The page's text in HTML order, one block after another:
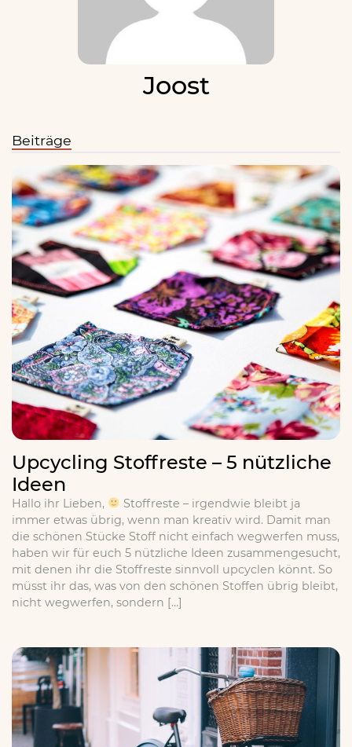
Joost
Beiträge
Upcycling Stoffreste – 5 nützliche
Ideen
Hallo ihr Lieben,
Stoffreste – irgendwie bleibt ja
immer etwas übrig, wenn man kreativ wird. Damit man
die schönen Stücke Stoff nicht einfach wegwerfen muss,
haben wir für euch 5 nützliche Ideen zusammengesucht,
mit denen ihr die Stoffreste sinnvoll upcyclen könnt. So
müsst ihr das, was von den schönen Stoffen übrig bleibt,
nicht wegwerfen, sondern […]